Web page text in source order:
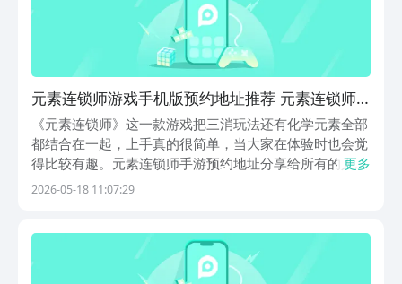
元素连锁师游戏手机版预约地址推荐 元素连锁师
手游在什么地方预约
《元素连锁师》这一款游戏把三消玩法还有化学元素全部
都结合在一起，上手真的很简单，当大家在体验时也会觉
得比较有趣。元素连锁师手游预约地址分享给所有的人，
这款游戏没有什么复杂的套路，就只是用指尖滑动，然后
载...
更多
2026-05-18 11:07:29